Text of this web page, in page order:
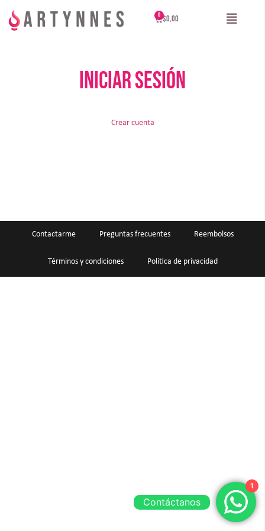
$0,00
Iniciar sesión
Crear cuenta
Contactarme Preguntas frecuentes Reembolsos
Términos y condiciones Política de privacidad
1
Contáctanos